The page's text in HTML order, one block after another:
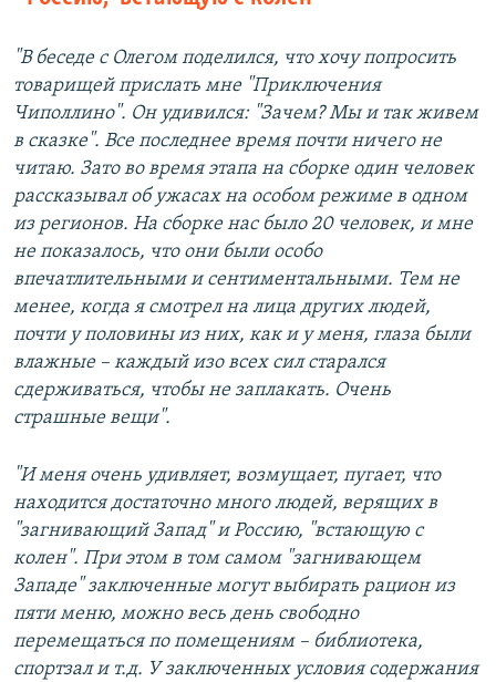
"В беседе с Олегом поделился, что хочу попросить
товарищей прислать мне "Приключения
Чиполлино". Он удивился: "Зачем? Мы и так живем
в сказке". Все последнее время почти ничего не
читаю. Зато во время этапа на сборке один человек
рассказывал об ужасах на особом режиме в одном
из регионов. На сборке нас было 20 человек, и мне
не показалось, что они были особо
впечатлительными и сентиментальными. Тем не
менее, когда я смотрел на лица других людей,
почти у половины из них, как и у меня, глаза были
влажные – каждый изо всех сил старался
сдерживаться, чтобы не заплакать. Очень
страшные вещи".
"И меня очень удивляет, возмущает, пугает, что
находится достаточно много людей, верящих в
"загнивающий Запад" и Россию, "встающую с
колен". При этом в том самом "загнивающем
Западе" заключенные могут выбирать рацион из
пяти меню, можно весь день свободно
перемещаться по помещениям – библиотека,
спортзал и т.д. У заключенных условия содержания